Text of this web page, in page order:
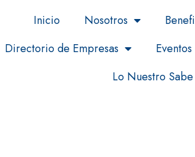
Inicio Nosotros
Directorio de Empresas
Eventos
Lo Nuestro